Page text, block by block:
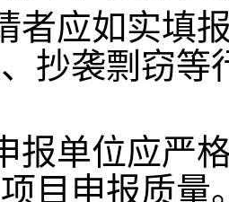
者应如实填
抄袭剽窃等
报单位应严
目申报质量